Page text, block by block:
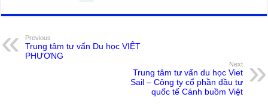
Previous
Trung tâm tư vấn Du học VIỆT
PHƯƠNG
Next
Trung tâm tư vấn du học Viet
Sail – Công ty cổ phần đầu tư
quốc tế Cánh buồm Việt